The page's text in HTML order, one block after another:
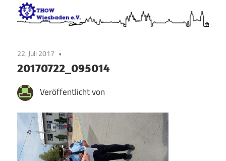
22. Juli 2017
20170722_095014
Veröffentlicht von